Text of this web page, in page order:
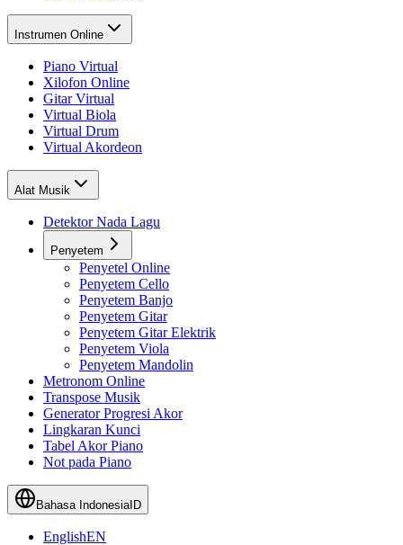
Instrumen Online
Piano Virtual
Xilofon Online
Gitar Virtual
Virtual Biola
Virtual Drum
Virtual Akordeon
Alat Musik
Detektor Nada Lagu
Penyetem
Penyetel Online
Penyetem Cello
Penyetem Banjo
Penyetem Gitar
Penyetem Gitar Elektrik
Penyetem Viola
Penyetem Mandolin
Metronom Online
Transpose Musik
Generator Progresi Akor
Lingkaran Kunci
Tabel Akor Piano
Not pada Piano
Bahasa IndonesiaID
EnglishEN